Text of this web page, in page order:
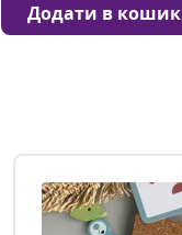
Додати в кошик